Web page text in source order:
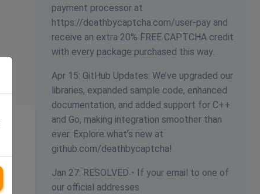
payment processor at
https://deathbycaptcha.com/user-pay and
receive an extra 20% FREE CAPTCHA credit
with every package purchased this way.
Apr 15: GitHub Updates: We’ve upgraded our
libraries, expanded sample code, enhanced
documentation, and added support for C++
and Go, making integration smoother than
ever. Explore what’s new at
github.com/deathbycaptcha!
Jan 27: RESOLVED - If your email to one of
our official addresses